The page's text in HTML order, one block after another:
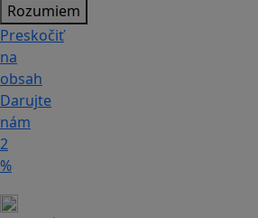
Rozumiem
Preskočiť
na
obsah
Darujte
nám
2
%